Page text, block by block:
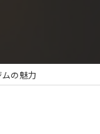
の魅力